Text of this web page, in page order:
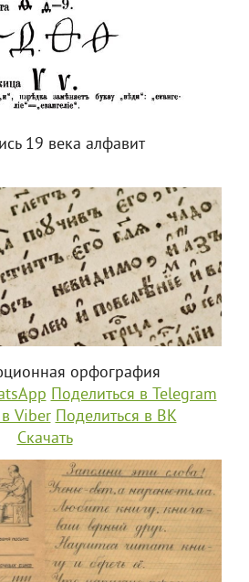
19 века алфавит
орфография
Поделиться в Telegram
Viber Поделиться в ВК
Скачать